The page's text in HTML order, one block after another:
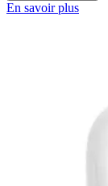
En savoir plus